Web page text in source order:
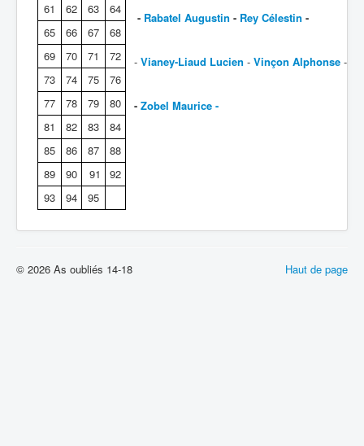
61
62 63
64
65
66 67
68
69
70 71
72
73
74 75
76
77
78 79
80
81
82 83
84
85
86 87
88
89
90 91
92
93
94 95
- Rabatel Augustin - Rey Célestin -
- Vianey-Liaud Lucien - Vinçon Alphonse -
- Zobel Maurice -
Haut de page
© 2026 As oubliés 14-18